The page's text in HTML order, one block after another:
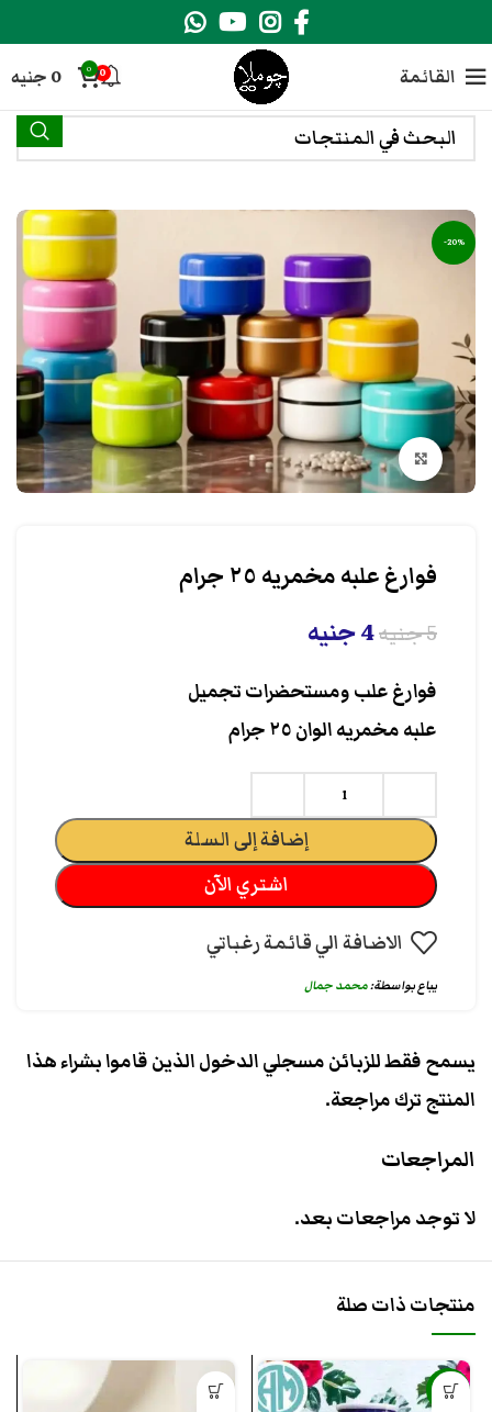
القائمة 0
0
0 جنيه
-20%
انقر هنا لتكبير الصورة
فوارغ علبه مخمريه ٢٥ جرام
5جنيه4جنيه
فوارغ علب ومستحضرات تجميل
علبه مخمريه الوان ٢٥ جرام
إضافة إلى السلة
اشتري الآن
الاضافة الي قائمة رغباتي
يباع بواسطة:محمد جمال
المراجعات
لا توجد مراجعات بعد.
يسمح فقط للزبائن مسجلي الدخول الذين قاموا بشراء هذا
المنتج ترك مراجعة.
منتجات ذات صلة
-9%